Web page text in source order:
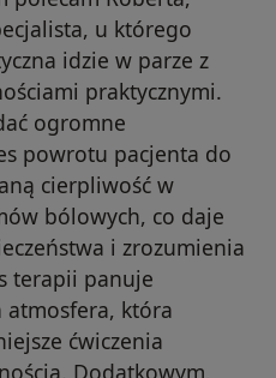
u którego
idzie w parze z
praktycznymi.
ogromne
powrotu pacjenta do
cierpliwość w
bólowych, co daje
i zrozumienia
terapii panuje
atmosfera, która
ćwiczenia